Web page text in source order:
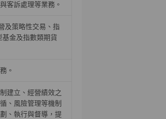
客訴處理等業務。
及策略性交易、指
金及指數類期貨
。
建立、經營績效之
、風險管理等機制
、執行與督導，提